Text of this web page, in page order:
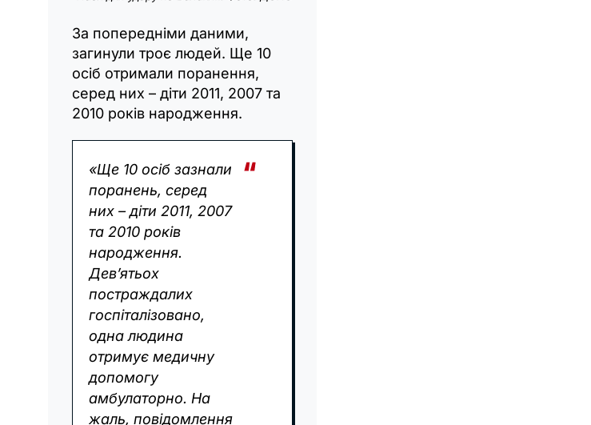
За попередніми даними,
загинули троє людей. Ще 10
осіб отримали поранення,
серед них – діти 2011, 2007 та
2010 років народження.
«Ще 10 осіб зазнали
поранень, серед
них – діти 2011, 2007
та 2010 років
народження.
Дев’ятьох
постраждалих
госпіталізовано,
одна людина
отримує медичну
допомогу
амбулаторно. На
жаль, повідомлення